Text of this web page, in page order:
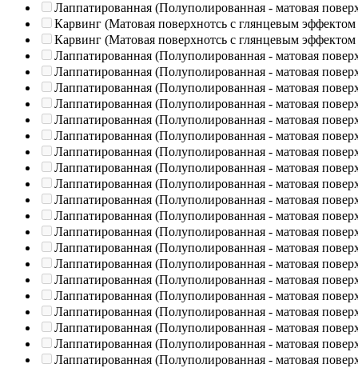
Лаппатированная (Полуполированная - матовая
Карвинг (Матовая поверхнотсь с глянцевым эффектом
Карвинг (Матовая поверхнотсь с глянцевым эффектом
Лаппатированная (Полуполированная - матовая
Лаппатированная (Полуполированная - матовая
Лаппатированная (Полуполированная - матовая
Лаппатированная (Полуполированная - матовая
Лаппатированная (Полуполированная - матовая
Лаппатированная (Полуполированная - матовая
Лаппатированная (Полуполированная - матовая
Лаппатированная (Полуполированная - матовая
Лаппатированная (Полуполированная - матовая
Лаппатированная (Полуполированная - матовая
Лаппатированная (Полуполированная - матовая
Лаппатированная (Полуполированная - матовая
Лаппатированная (Полуполированная - матовая
Лаппатированная (Полуполированная - матовая
Лаппатированная (Полуполированная - матовая
Лаппатированная (Полуполированная - матовая
Лаппатированная (Полуполированная - матовая
Лаппатированная (Полуполированная - матовая
Лаппатированная (Полуполированная - матовая
Лаппатированная (Полуполированная - матовая